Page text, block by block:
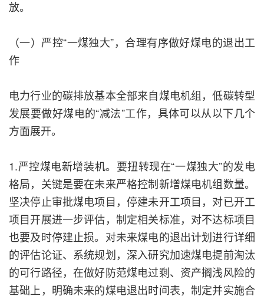
放。
（一）严控“一煤独大”，合理有序做好煤电的退出工
作
电力行业的碳排放基本全部来自煤电机组，低碳转型
发展要做好煤电的“减法”工作，具体可以从以下几个
方面展开。
1.严控煤电新增装机。要扭转现在“一煤独大”的发电
格局，关键是要在未来严格控制新增煤电机组数量。
坚决停止审批煤电项目，停建未开工项目，对已开工
项目开展进一步评估，制定相关标准，对不达标项目
也要及时停建止损。对未来煤电的退出计划进行详细
的评估论证、系统规划，深入研究加速煤电提前淘汰
的可行路径，在做好防范煤电过剩、资产搁浅风险的
基础上，明确未来的煤电退出时间表，制定并实施合